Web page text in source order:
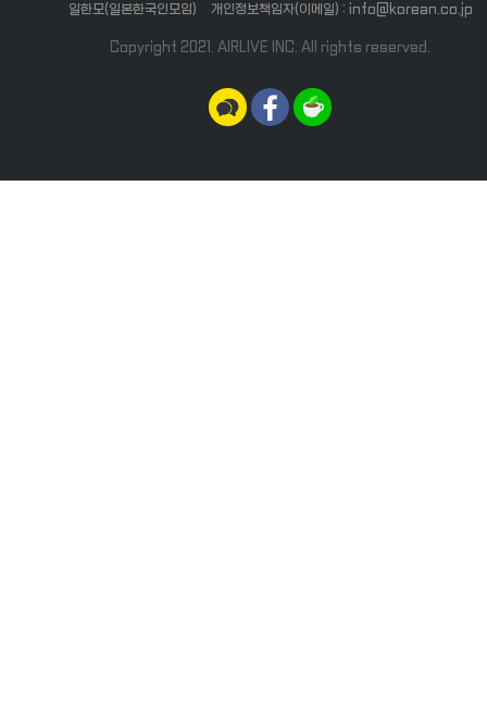
일한모(일본한국인모임) 개인정보책임자(이메일) : info@korean.co.jp
Copyright 2021. AIRLIVE INC. All rights reserved.